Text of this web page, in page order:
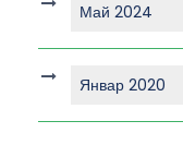
Май 2024
Январ 2020